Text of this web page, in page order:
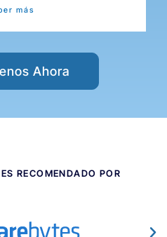
más
Ahora
RECOMENDADO POR